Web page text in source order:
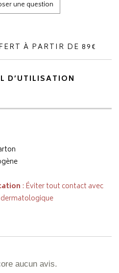
une question
À PARTIR DE 89€
D’UTILISATION
: Éviter tout contact avec
aucun avis.